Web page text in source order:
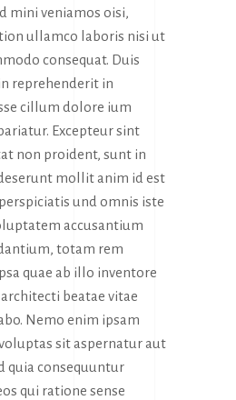
mini veniamos oisi,
ullamco laboris nisi ut
consequat. Duis
reprehenderit in
cillum dolore ium
Excepteur sint
non proident, sunt in
mollit anim id est
und omnis iste
accusantium
totam rem
quae ab illo inventore
beatae vitae
Nemo enim ipsam
sit aspernatur aut
quia consequuntur
qui ratione sense